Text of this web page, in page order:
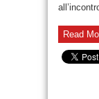
Read